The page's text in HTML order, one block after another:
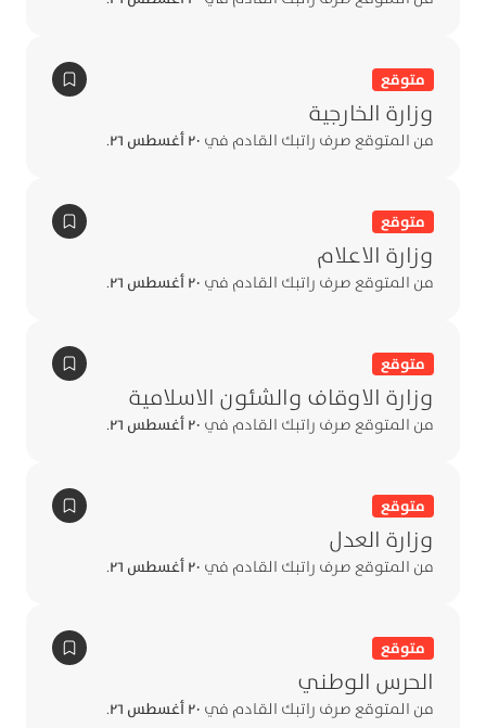
متوقع
وزارة الخارجية
من المتوقع صرف راتبك القادم في ٢٠ أغسطس ٢٦ .
متوقع
وزارة الاعلام
من المتوقع صرف راتبك القادم في ٢٠ أغسطس ٢٦ .
متوقع
وزارة الاوقاف والشئون الاسلامية
من المتوقع صرف راتبك القادم في ٢٠ أغسطس ٢٦ .
متوقع
وزارة العدل
من المتوقع صرف راتبك القادم في ٢٠ أغسطس ٢٦ .
متوقع
الحرس الوطني
من المتوقع صرف راتبك القادم في ٢٠ أغسطس ٢٦ .